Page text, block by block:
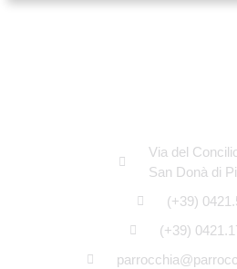
Via del
San Donà di
(+39)
(+39)